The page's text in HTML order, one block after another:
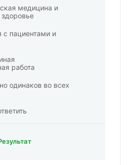
медицина и
пациентами и
работа
одинаков во всех